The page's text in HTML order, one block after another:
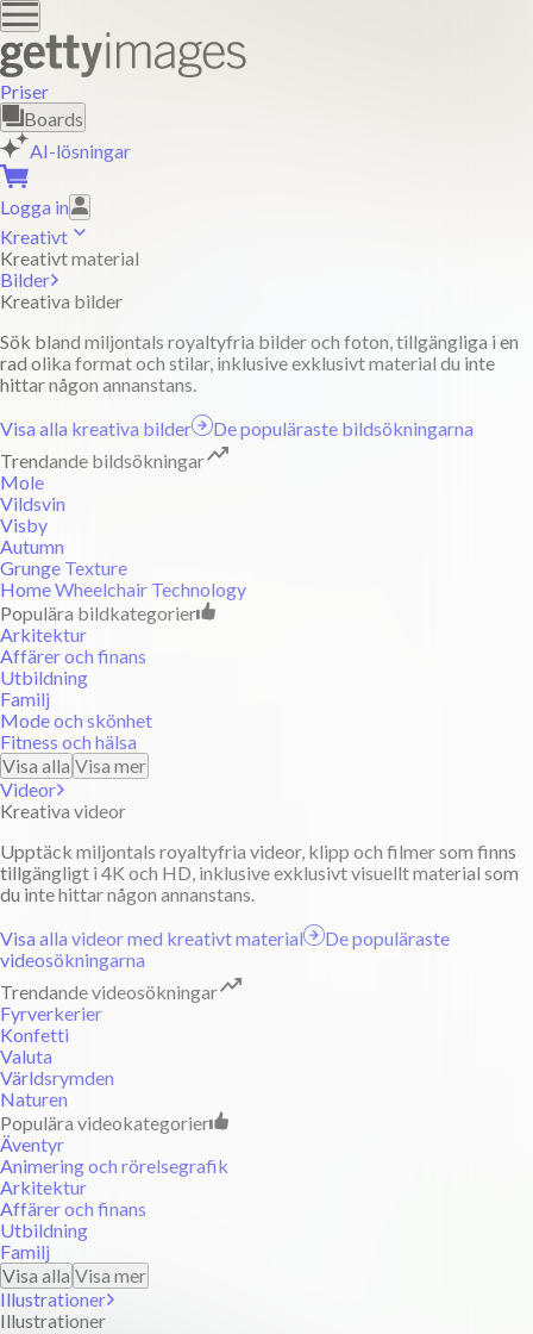
Priser
Boards
AI-lösningar
Logga in
Kreativt
Kreativt material
Bilder
Kreativa bilder
Sök bland miljontals royaltyfria bilder och foton, tillgängliga i en
rad olika format och stilar, inklusive exklusivt material du inte
hittar någon annanstans.
Visa alla kreativa bilder
De populäraste bildsökningarna
Trendande bildsökningar
Mole
Vildsvin
Visby
Autumn
Grunge Texture
Home Wheelchair Technology
Populära bildkategorier
Arkitektur
Affärer och finans
Utbildning
Familj
Mode och skönhet
Fitness och hälsa
Visa alla Visa mer
Videor
Kreativa videor
Upptäck miljontals royaltyfria videor, klipp och filmer som finns
tillgängligt i 4K och HD, inklusive exklusivt visuellt material som
du inte hittar någon annanstans.
Visa alla videor med kreativt material
De populäraste
videosökningarna
Trendande videosökningar
Fyrverkerier
Konfetti
Valuta
Världsrymden
Naturen
Populära videokategorier
Äventyr
Animering och rörelsegrafik
Arkitektur
Affärer och finans
Utbildning
Familj
Visa alla Visa mer
Illustrationer
Illustrationer